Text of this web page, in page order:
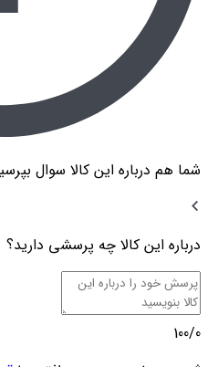
شما هم درباره این کالا سوال
درباره این کالا چه پرسشی دارید؟
100/0